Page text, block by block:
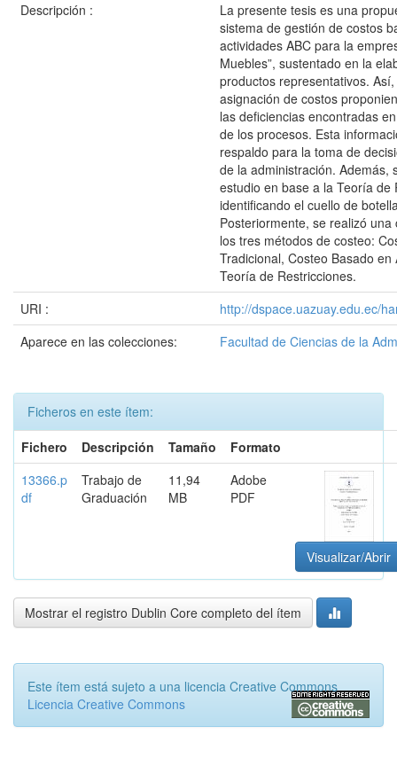
Descripción :
La presente tesis es una
sistema de gestión de costos
actividades ABC para la
Muebles”, sustentado en la
productos representativos.
asignación de costos
las deficiencias encontradas
de los procesos. Esta
respaldo para la toma de
de la administración. Además,
estudio en base a la Teoría de
identificando el cuello de
Posteriormente, se realizó
los tres métodos de costeo:
Tradicional, Costeo Basado en
Teoría de Restricciones.
URI :
http://dspace.uazuay.edu.ec/
Aparece en las colecciones:
Facultad de Ciencias de la
Ficheros en este ítem:
Fichero
Descripción Tamaño
Formato
13366.p
df
Trabajo de
Graduación
11,94
MB
Adobe
PDF
Visualizar/Abrir
Mostrar el registro Dublin Core completo del ítem
Este ítem está sujeto a una licencia Creative Commons
Licencia Creative Commons